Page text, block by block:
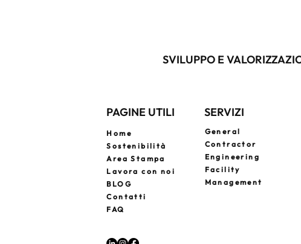
SVILUPPO E
PAGINE UTILI
Home
Sostenibilità
Area Stampa
Lavora con noi
BLOG
Contatti
FAQ
SERVIZI
General
Contractor
Engineering
Facility
Management